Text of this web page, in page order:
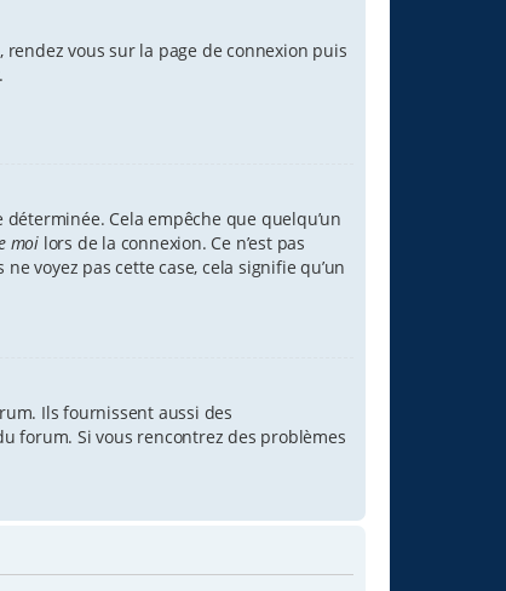
vous sur la page de connexion puis
Cela empêche que quelqu’un
moi lors de la connexion. Ce n’est pas
voyez pas cette case, cela signifie qu’un
Ils fournissent aussi des
forum. Si vous rencontrez des problèmes